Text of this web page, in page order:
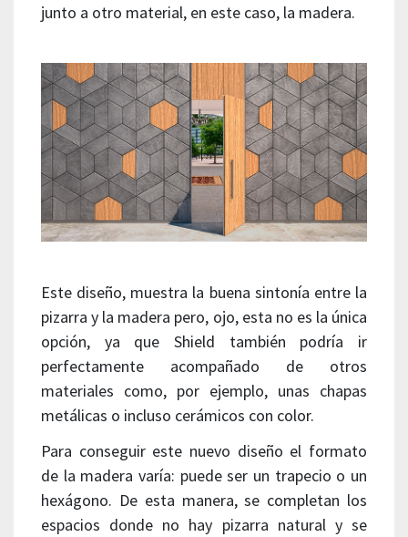
junto a otro material, en este caso, la madera.
Este diseño, muestra la buena sintonía entre la
pizarra y la madera pero, ojo, esta no es la única
opción, ya que Shield también podría ir
perfectamente acompañado de otros
materiales como, por ejemplo, unas chapas
metálicas o incluso cerámicos con color.
Para conseguir este nuevo diseño el formato
de la madera varía: puede ser un trapecio o un
hexágono. De esta manera, se completan los
espacios donde no hay pizarra natural y se